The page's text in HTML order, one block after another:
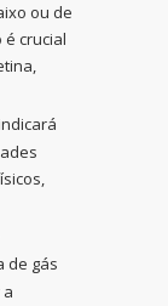
ou de
crucial
de gás